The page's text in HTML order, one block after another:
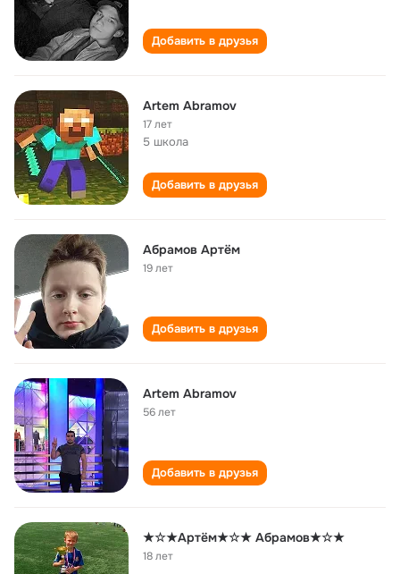
Добавить в друзья
Artem Abramov
17 лет
5 школа
Добавить в друзья
Абрамов Артëм
19 лет
Добавить в друзья
Artem Abramov
56 лет
Добавить в друзья
★☆★Артём★☆★ Абрамов★☆★
18 лет